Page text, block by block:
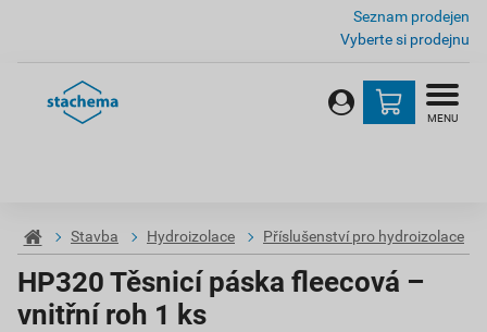
Seznam prodejen
Vyberte si prodejnu
MENU
Stavba Hydroizolace Příslušenství pro hydroizolace
HP320 Těsnicí páska fleecová –
vnitřní roh 1 ks